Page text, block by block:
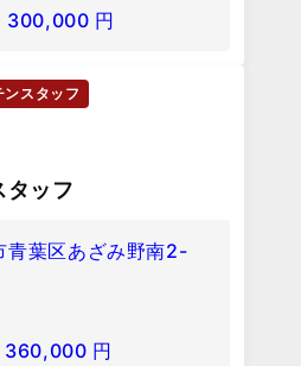
300,000 円
スタッフ
ッフ
青葉区あざみ野南2-
360,000 円